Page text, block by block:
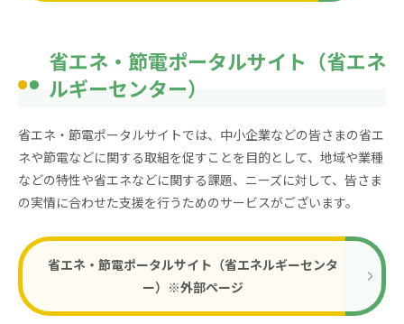
省エネ・節電ポータルサイト（省エネ
ルギーセンター）
省エネ・節電ポータルサイトでは、中小企業などの皆さまの省エ
ネや節電などに関する取組を促すことを目的として、地域や業種
などの特性や省エネなどに関する課題、ニーズに対して、皆さま
の実情に合わせた支援を行うためのサービスがございます。
省エネ・節電ポータルサイト（省エネルギーセンタ
ー）※外部ページ